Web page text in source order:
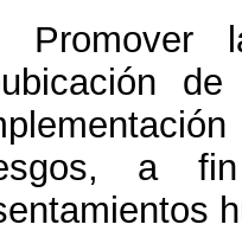
Promover
a